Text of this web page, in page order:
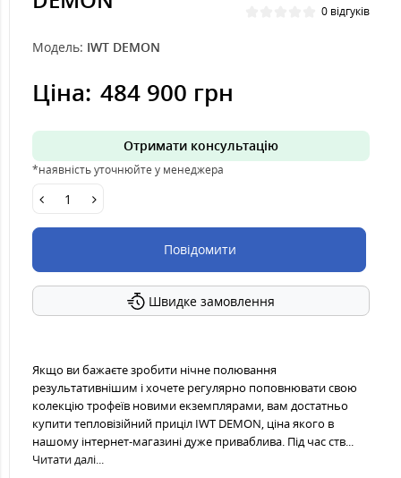
0 відгуків
Модель: IWT DEMON
Ціна: 484 900 грн
Отримати консультацію
*наявність уточнюйте у менеджера
Повідомити
Швидке замовлення
Якщо ви бажаєте зробити нічне полювання
результативнішим і хочете регулярно поповнювати свою
колекцію трофеїв новими екземплярами, вам достатньо
купити тепловізійний приціл IWT DEMON, ціна якого в
нашому інтернет-магазині дуже приваблива. Під час ств...
Читати далі...